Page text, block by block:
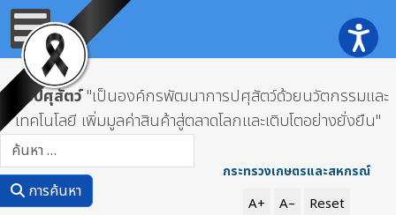
กรมปศุสัตว์"เป็นองค์กรพัฒนาการปศุสัตว์ด้วยนวัตกรรมและ
เทคโนโลยี เพิ่มมูลค่าสินค้าสู่ตลาดโลกและเติบโตอย่างยั่งยืน"
การค้นหา
กระทรวงเกษตรและสหกรณ์
A+ A– Reset